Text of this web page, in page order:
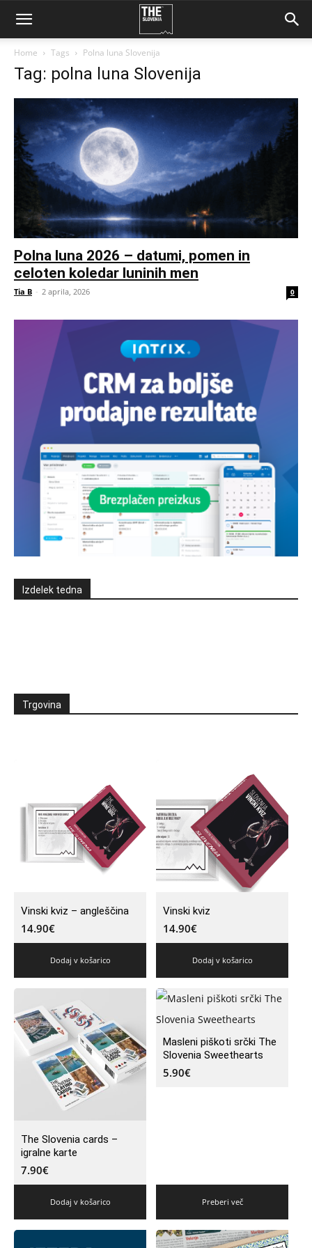
Home Tags Polna luna Slovenija
Tag: polna luna Slovenija
Polna luna 2026 – datumi, pomen in
celoten koledar luninih men
Tia B - 2 aprila, 2026 0
Izdelek tedna
Trgovina
Vinski kviz – angleščina
14.90€
Dodaj v košarico
Vinski kviz
14.90€
Dodaj v košarico
The Slovenia cards –
igralne karte
7.90€
Dodaj v košarico
Masleni piškoti srčki The
Slovenia Sweethearts
5.90€
Preberi več